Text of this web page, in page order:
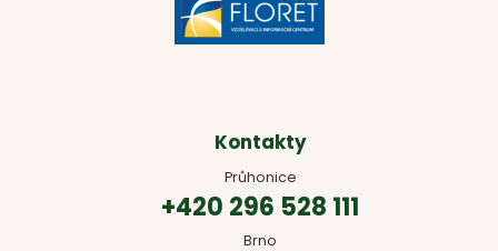
Kontakty
Průhonice
+420 296 528 111
Brno